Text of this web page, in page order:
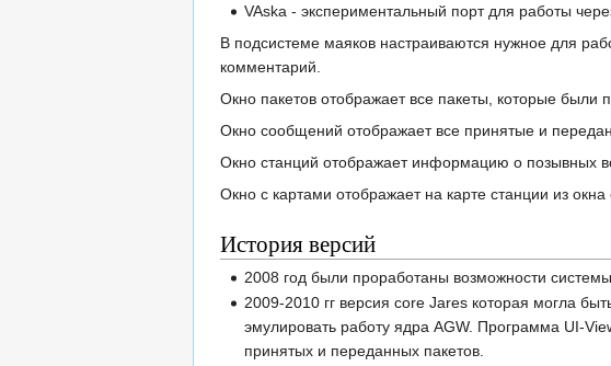
VAska - экспериментальный порт для работы
В подсистеме маяков настраиваются нужное для
комментарий.
Окно пакетов отображает все пакеты, которые были
Окно сообщений отображает все принятые и
Окно станций отображает информацию о позывных
Окно с картами отображает на карте станции из окна
История версий
2008 год были проработаны возможности
2009-2010 гг версия core Jares которая могла
эмулировать работу ядра AGW. Программа UI-
принятых и переданных пакетов.